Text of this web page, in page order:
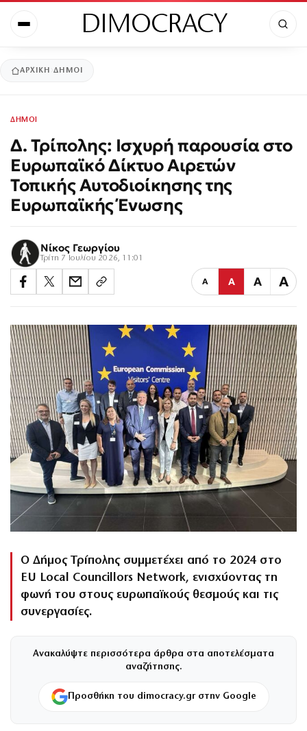
DIMOCRACY
ΑΡΧΙΚΉ ΔΗΜΟΙ
ΔΗΜΟΙ
Δ. Τρίπολης: Ισχυρή παρουσία στο
Ευρωπαϊκό Δίκτυο Αιρετών
Τοπικής Αυτοδιοίκησης της
Ευρωπαϊκής Ένωσης
Νίκος Γεωργίου
Τρίτη 7 Ιουλίου 2026, 11:01
Α Α Α Α
Ο Δήμος Τρίπολης συμμετέχει από το 2024 στο
EU Local Councillors Network, ενισχύοντας τη
φωνή του στους ευρωπαϊκούς θεσμούς και τις
συνεργασίες.
Ανακαλύψτε περισσότερα άρθρα στα αποτελέσματα
αναζήτησης.
Προσθήκη του dimocracy.gr στην Google